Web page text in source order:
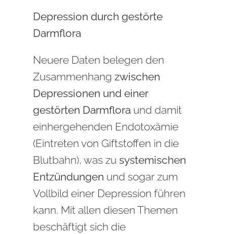
Depression durch gestörte
Darmflora
Neuere Daten belegen den
Zusammenhangzwischen
Depressionen und einer
gestörten Darmflora und damit
einhergehenden Endotoxämie
(Eintreten von Giftstoffen in die
Blutbahn), was zu systemischen
Entzündungen und sogar zum
Vollbild einer Depression führen
kann. Mit allen diesen Themen
beschäftigt sich die